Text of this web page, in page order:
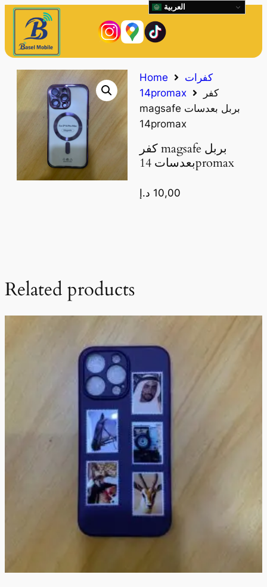
Home
كفرات
14promax
كفر
magsafe بربل بعدسات
14promax
كفر magsafe بربل
بعدسات 14promax
10,00 د.إ
Related products
العربية